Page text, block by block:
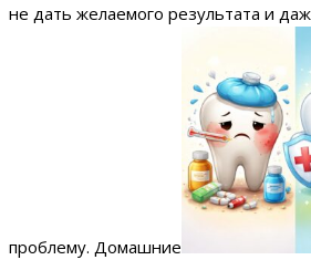
не дать желаемого результата и
проблему. Домашние